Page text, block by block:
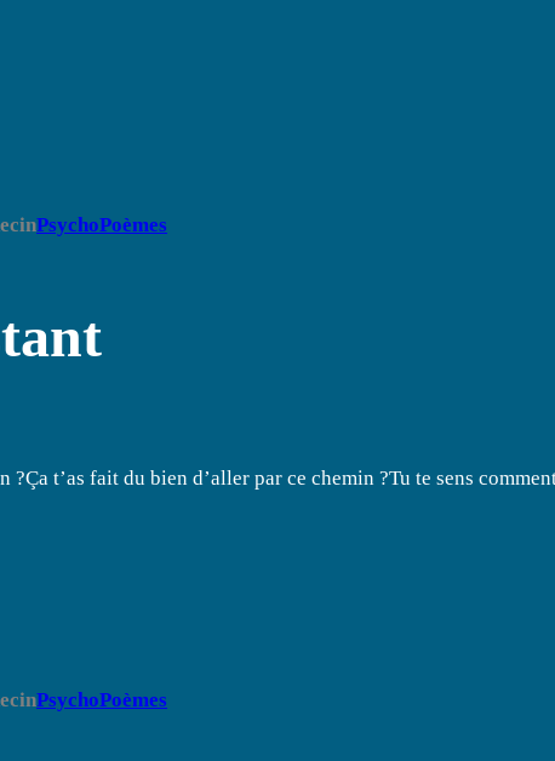
inPsychoPoèmes
?Ça t’as fait du bien d’aller par ce chemin ?Tu te sens
inPsychoPoèmes